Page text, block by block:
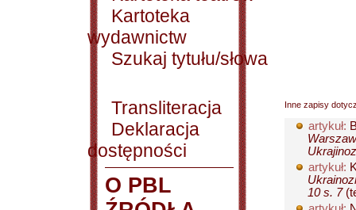
Kartoteka
wydawnictw
Szukaj tytułu/słowa
Transliteracja
Deklaracja
dostępności
O PBL
Inne zapisy
artykuł:
artykuł:
10 s. 7